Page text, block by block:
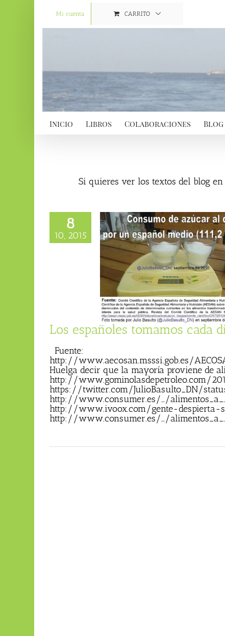
Mi cuenta CARRITO
Inicio Libros Colaboraciones Blog
Si quieres ver los textos del blog
8
10, 2015
Los españoles tomamos cada
Fuente:
http://www.aecosan.msssi.gob.es/
Huelga decir que la mayoría proviene de
http://www.gominolasdepetroleo.com/
https://twitter.com/JulioBasulto_DN/
http://www.consumer.es/…/
http://www.ivoox.com/gente-
http://www.consumer.es/…/